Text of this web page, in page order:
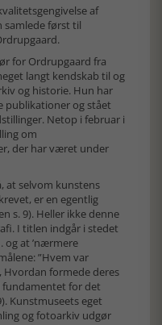
af
samlede først til
for Ordrupgaard fra
langt kendskab til og
og historie. Hun har
publikationer og stået
Netop i februar i
om
der har været under
at selvom kunstens
er en egentlig
s. 9). Heller ikke denne
I titlen indgår i stedet
og at ’nærmere
”Hvem var
Hvordan formede deres
for det
Kunstmuseets eget
og fotoarkiv udgør